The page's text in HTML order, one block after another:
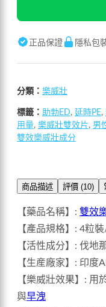
正品保證 隱私包
分類： 樂威壯
標籤： 助勃ED, 延時PE,
用量, 樂威壯雙效片, 男
雙效樂威壯成分
商品描述 評價 (10)
【藥品名稱】: 雙效
【產品規格】: 4粒
【活性成分】: 伐地
【生産廠家】: 印度
【樂威壯效果】: 用
與早洩